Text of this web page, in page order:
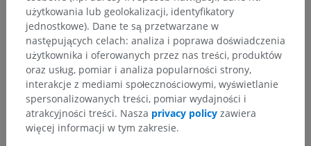
Zauważyłeś błąd?
Zachęcamy do przesyłania sugestii poprawek,
tłumaczeń lub innych treści, które przełożą się na
lepszą jakość materiałów.
użytkowania lub geolokalizacji, identyfikatory
jednostkowe). Dane te są przetwarzane w
następujących celach: analiza i poprawa doświadczenia
użytkownika i oferowanych przez nas treści, produktów
oraz usług, pomiar i analiza popularności strony,
interakcje z mediami społecznościowymi, wyświetlanie
spersonalizowanych treści, pomiar wydajności i
atrakcyjności treści. Nasza privacy policy zawiera
więcej informacji w tym zakresie.